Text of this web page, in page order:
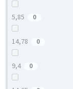
5,85 0
14,78 0
9,4 0